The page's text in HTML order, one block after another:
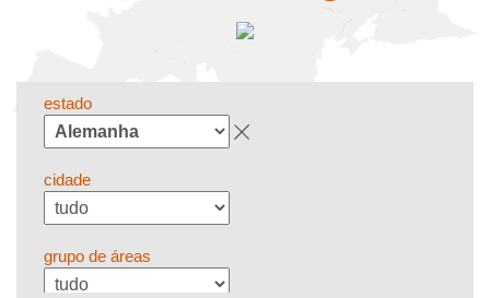
estado
cidade
grupo de áreas